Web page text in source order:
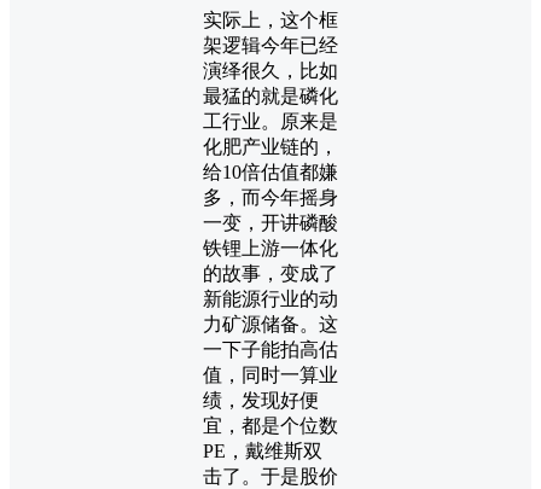
实际上，这个框
架逻辑今年已经
演绎很久，比如
最猛的就是磷化
工行业。原来是
化肥产业链的，
给10倍估值都嫌
多，而今年摇身
一变，开讲磷酸
铁锂上游一体化
的故事，变成了
新能源行业的动
力矿源储备。这
一下子能拍高估
值，同时一算业
绩，发现好便
宜，都是个位数
PE，戴维斯双
击了。于是股价